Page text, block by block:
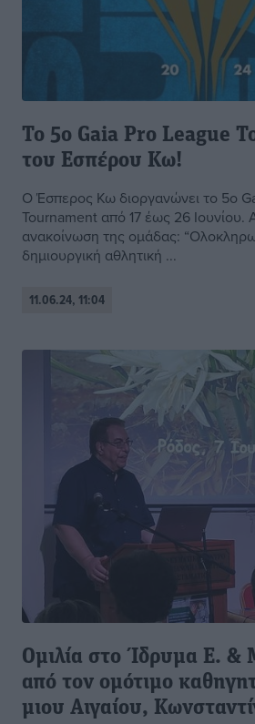
Το 5ο Gaia Pro League
του Εσπέρου Κω!
Ο Έσπερος Κω διοργανώνει το 5ο
Tournament από 17 έως 26 Ιουνίου.
ανακοίνωση της ομάδας:
δημιουργική αθλητική ...
11.06.24, 11:04
Ομιλία στο Ίδρυμα Ε. &
από τον ομότιμο
μιου Αιγαίου,